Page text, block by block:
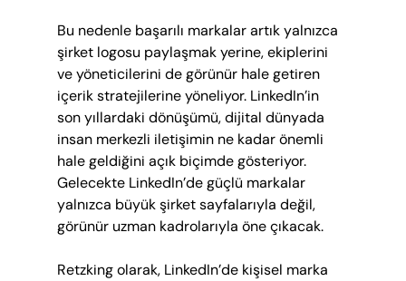
Bu nedenle başarılı markalar artık yalnızca
şirket logosu paylaşmak yerine, ekiplerini
ve yöneticilerini de görünür hale getiren
içerik stratejilerine yöneliyor. LinkedIn’in
son yıllardaki dönüşümü, dijital dünyada
insan merkezli iletişimin ne kadar önemli
hale geldiğini açık biçimde gösteriyor.
Gelecekte LinkedIn’de güçlü markalar
yalnızca büyük şirket sayfalarıyla değil,
görünür uzman kadrolarıyla öne çıkacak.
Retzking olarak, LinkedIn’de kişisel marka